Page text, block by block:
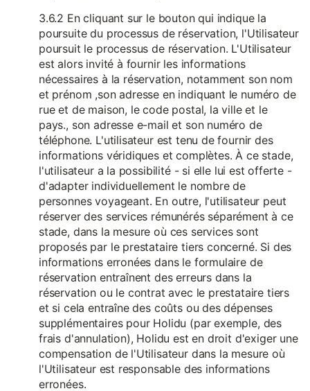
3.6.2 En cliquant sur le bouton qui indique la
poursuite du processus de réservation, l'Utilisateur
poursuit le processus de réservation. L'Utilisateur
est alors invité à fournir les informations
nécessaires à la réservation, notamment son nom
et prénom ,son adresse en indiquant le numéro de
rue et de maison, le code postal, la ville et le
pays., son adresse e-mail et son numéro de
téléphone. L'utilisateur est tenu de fournir des
informations véridiques et complètes. À ce stade,
l'utilisateur a la possibilité - si elle lui est offerte -
d'adapter individuellement le nombre de
personnes voyageant. En outre, l'utilisateur peut
réserver des services rémunérés séparément à ce
stade, dans la mesure où ces services sont
proposés par le prestataire tiers concerné. Si des
informations erronées dans le formulaire de
réservation entraînent des erreurs dans la
réservation ou le contrat avec le prestataire tiers
et si cela entraîne des coûts ou des dépenses
supplémentaires pour Holidu (par exemple, des
frais d'annulation), Holidu est en droit d'exiger une
compensation de l'Utilisateur dans la mesure où
l'Utilisateur est responsable des informations
erronées.